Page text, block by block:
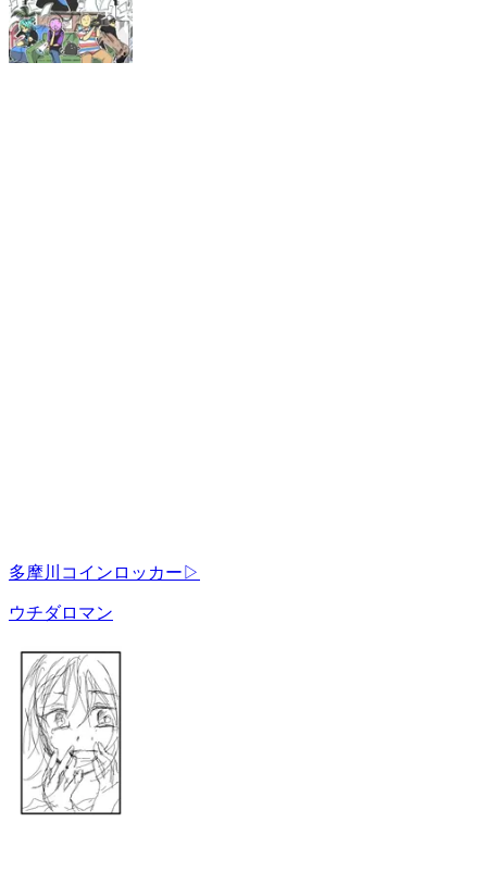
多摩川コインロッカー▷
ウチダロマン